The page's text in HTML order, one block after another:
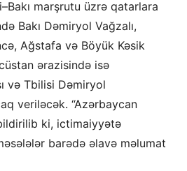
marşrutu üzrə qatarlara
Bakı Dəmiryol Vağzalı,
Ağstafa və Böyük Kəsik
ərazisində isə
və Tbilisi Dəmiryol
veriləcək. “Azərbaycan
ki, ictimaiyyətə
barədə əlavə məlumat